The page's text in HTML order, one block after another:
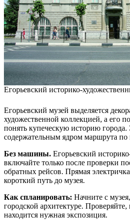
Егорьевский историко-
Егорьевский музей выделяется
художественной коллекцией, а его
понять купеческую историю города.
содержательным ядром маршрута по
Без машины. Егорьевский
включайте только после проверки
обратных рейсов. Прямая
короткий путь до музея.
Как спланировать: Начните с
городской архитектуре. Проверяйте,
находится нужная экспозиция.